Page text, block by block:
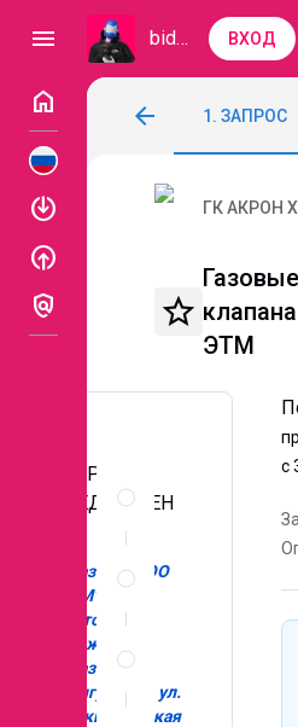
menu bidzaar ВХОД
home
enable
enable
policy
arrow_back
Газовые
1. ЗАПРОС
по
Правила
ГК АКРОН
star_border
ЭТМ
ЗАПРОС
ПРЕДЛОЖЕН
Заказчик: ООО
“ЭТМ”
Место
нахождения
Заказчика:
г.Жигулевск, ул.
Морквашинская
с